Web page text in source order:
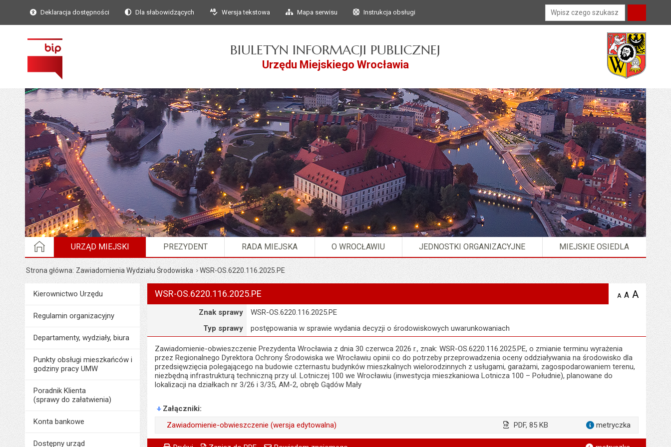
Przejdź do głównego
Przejdź do treści
Deklaracja dostępności Dla słabowidzących Wersja tekstowa Mapa serwisu Instrukcja obsługi Wyszukiwarka
BIULETYN INFORMACJI PUBLICZNEJ
Urzędu Miejskiego Wrocławia
STRONA GŁÓWNA
URZĄD MIEJSKI PREZYDENT RADA MIEJSKA O WROCŁAWIU JEDNOSTKI ORGANIZACYJNE MIEJSKIE OSIEDLA
Strona główna Zawiadomienia Wydziału Środowiska WSR-OS.6220.116.2025.PE
MenuUrząd Miejski
Kierownictwo Urzędu
Regulamin organizacyjny
Departamenty, wydziały, biura
Punkty obsługi mieszkańców i
godziny pracy UMW
Poradnik Klienta
(sprawy do załatwienia)
Konta bankowe
Dostępny urząd
WSR-OS.6220.116.2025.PE Wersja strony w formacie
A zmniejsz
A domyślna
A
Znak sprawy
WSR-OS.6220.116.2025.PE
Typ sprawy
postępowania w sprawie wydania decyzji o środowiskowych uwarunkowaniach
Zawiadomienie-obwieszczenie Prezydenta Wrocławia z dnia 30 czerwca 2026 r., znak: WSR-OS.6220.116.2025.PE, o zmianie terminu wyrażenia
przez Regionalnego Dyrektora Ochrony Środowiska we Wrocławiu opinii co do potrzeby przeprowadzenia oceny oddziaływania na środowisko dla
przedsięwzięcia polegającego na budowie czternastu budynków mieszkalnych wielorodzinnych z usługami, garażami, zagospodarowaniem terenu,
niezbędną infrastrukturą techniczną przy ul. Lotniczej 100 we Wrocławiu (inwestycja mieszkaniowa Lotnicza 100 – Południe), planowane do
lokalizacji na działkach nr 3/26 i 3/35, AM-2, obręb Gądów Mały
Załączniki
Zawiadomienie-obwieszczenie (wersja edytowalna)
PDF, 85 KB metryczka
Wytworzył:
Metryczka
Powiadom znajomego Powiadom znajomego